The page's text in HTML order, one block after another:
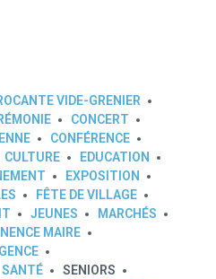
VIDE-GRENIER
CONCERT
CONFÉRENCE
CULTURE
EDUCATION
EXPOSITION
FÊTE DE VILLAGE
JEUNES
MARCHÉS
MAIRE
SANTÉ
SENIORS